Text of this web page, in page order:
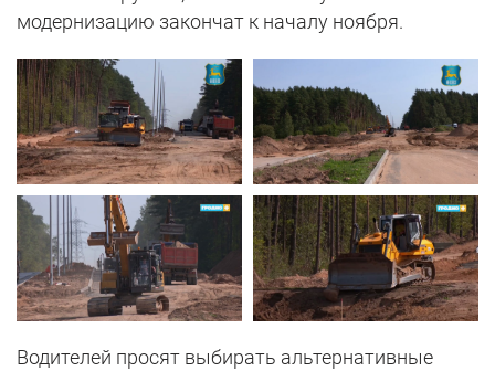
модернизацию закончат к началу ноября.
Водителей просят выбирать альтернативные